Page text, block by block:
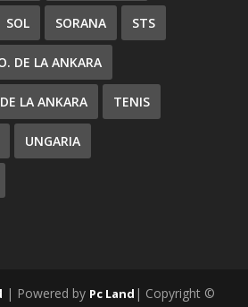
SOL SORANA STS
DE LA ANKARA
LA ANKARA TENIS
UNGARIA
| Powered by Pc Land | Copyright ©